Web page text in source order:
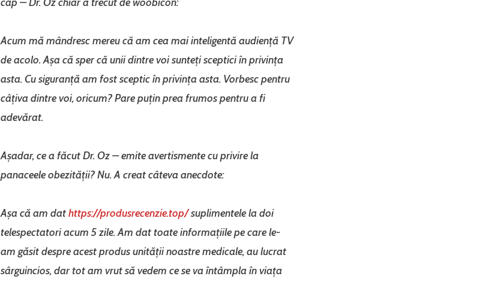
Acum mă mândresc mereu că am cea mai inteligentă audiență TV
de acolo. Așa că sper că unii dintre voi sunteți sceptici în privința
asta. Cu siguranță am fost sceptic în privința asta. Vorbesc pentru
câțiva dintre voi, oricum? Pare puțin prea frumos pentru a fi
adevărat.
Așadar, ce a făcut Dr. Oz – emite avertismente cu privire la
panaceele obezității? Nu. A creat câteva anecdote:
Așa că am dathttps://produsrecenzie.top/suplimentele la doi
telespectatori acum 5 zile. Am dat toate informațiile pe care le-
am găsit despre acest produs unității noastre medicale, au lucrat
sârguincios, dar tot am vrut să vedem ce se va întâmpla în viața